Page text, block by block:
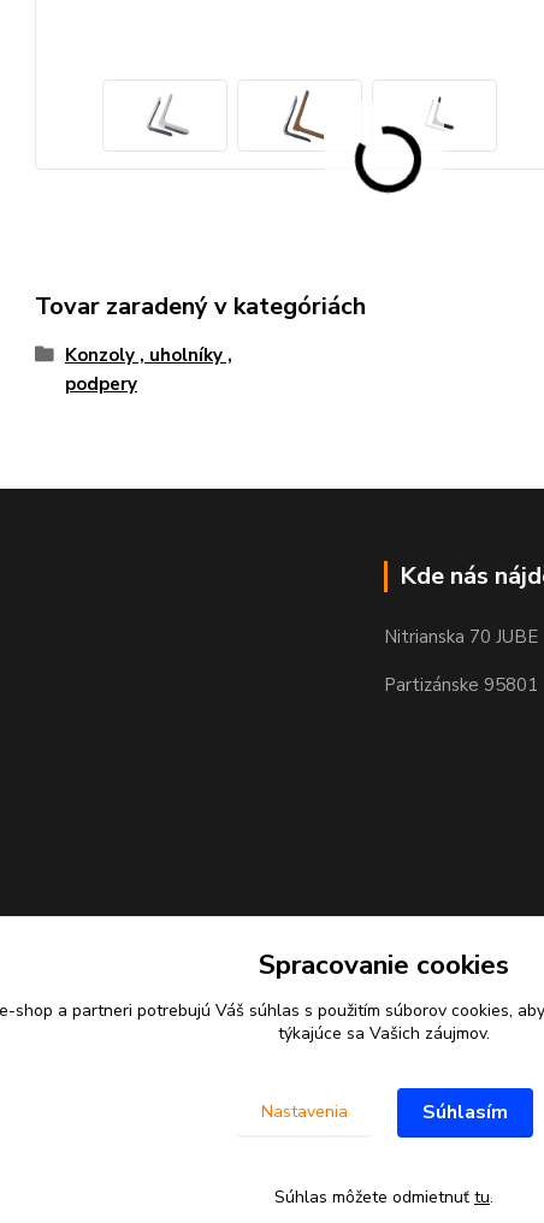
Tovar zaradený v kategóriách
Konzoly , uholníky ,
podpery
Kde nás
Nitrianska 70 JUBE
Partizánske 95801
Spracovanie cookies
shop a partneri potrebujú Váš súhlas s použitím súborov cookies,
týkajúce sa Vašich záujmov.
Nastavenia Súhlasím
Súhlas môžete odmietnuť tu.